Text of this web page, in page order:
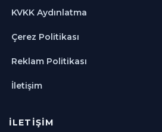
KVKK Aydınlatma
Çerez Politikası
Reklam Politikası
İletişim
İLETIŞIM